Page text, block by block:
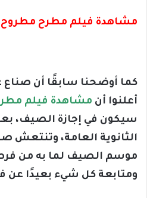
مشاهدة فيلم مطرح مطروح
كما أوضحنا سابقًا أن
أعلنوا أن مشاهدة فيلم
سيكون في إجازة الصيف،
الثانوية العامة، وتنتعش
موسم الصيف لما به من
ومتابعة كل شيء بعيدًا عن